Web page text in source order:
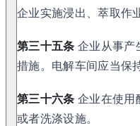
企业实施浸出、萃取作
第三十五条 企业从事产
措施。电解车间应当保
第三十六条 企业在使用
或者洗涤设施。